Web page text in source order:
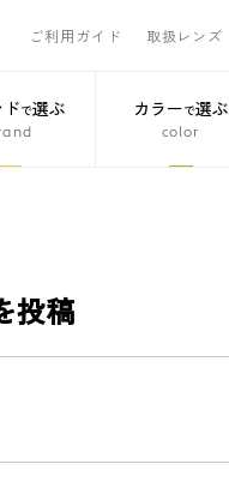
ご利用ガイド 取扱レンズ
で選ぶ カラーで選ぶ
color
投稿